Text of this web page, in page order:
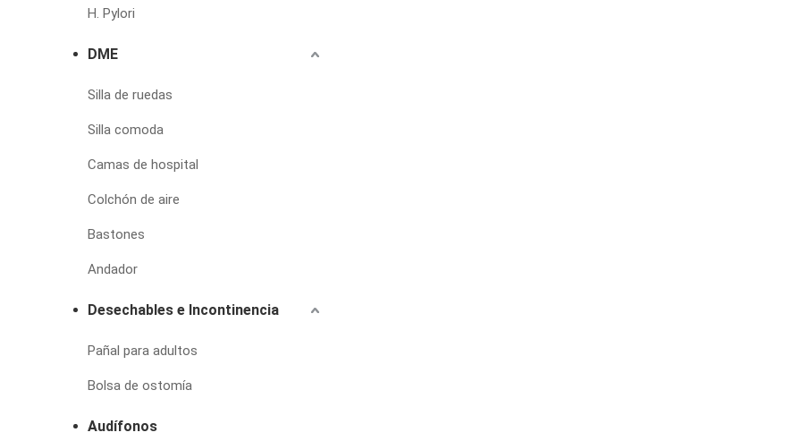
H. Pylori
DME
Silla de ruedas
Silla comoda
Camas de hospital
Colchón de aire
Bastones
Andador
Desechables e Incontinencia
Pañal para adultos
Bolsa de ostomía
Audífonos